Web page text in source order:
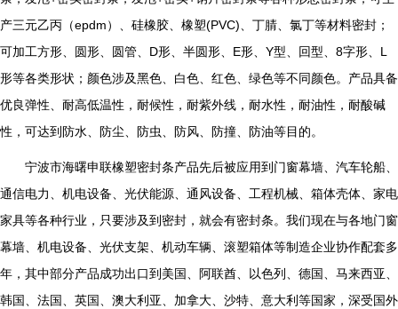
产三元乙丙（epdm）、硅橡胶、橡塑(PVC)、丁腈、氯丁等材料密封；
可加工方形、圆形、圆管、D形、半圆形、E形、Y型、回型、8字形、L
形等各类形状；颜色涉及黑色、白色、红色、绿色等不同颜色。产品具备
优良弹性、耐高低温性，耐候性，耐紫外线，耐水性，耐油性，耐酸碱
性，可达到防水、防尘、防虫、防风、防撞、防油等目的。
宁波市海曙申联橡塑密封条产品先后被应用到门窗幕墙、汽车轮船、
通信电力、机电设备、光伏能源、通风设备、工程机械、箱体壳体、家电
家具等各种行业，只要涉及到密封，就会有密封条。我们现在与各地门窗
幕墙、机电设备、光伏支架、机动车辆、滚塑箱体等制造企业协作配套多
年，其中部分产品成功出口到美国、阿联酋、以色列、德国、马来西亚、
韩国、法国、英国、澳大利亚、加拿大、沙特、意大利等国家，深受国外